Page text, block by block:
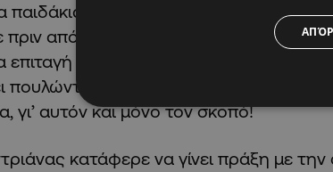
παιδάκια που παλεύουν με τον καρκίνο
πριν από μερικές μέρες στον Σύνδεσμο
επιταγή με το ποσό των €3,026.00, το
πουλώντας το παραμύθι που έγραψε και
γι’ αυτόν και μόνο τον σκοπό!
κατάφερε να γίνει πράξη με την